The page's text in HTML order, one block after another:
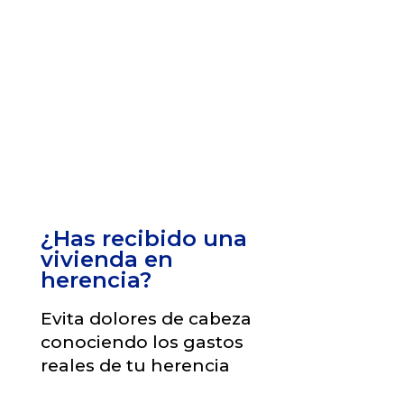
¿Has recibido una
vivienda en
herencia?
Evita dolores de cabeza
conociendo los gastos
reales de tu herencia